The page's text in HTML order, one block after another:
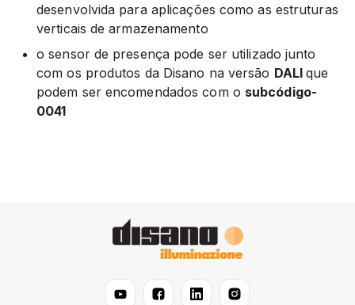
desenvolvida para aplicações como as estruturas
verticais de armazenamento
o sensor de presença pode ser utilizado junto
com os produtos da Disano na versão DALIque
podem ser encomendados com o subcódigo-
0041